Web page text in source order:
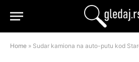
Home » Sudar kamiona na auto-putu kod Stare Pazove,